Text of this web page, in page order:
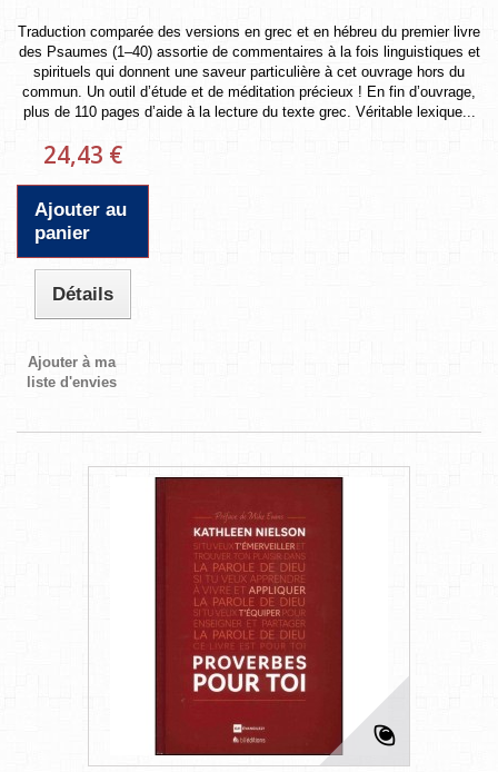
Traduction comparée des versions en grec et en hébreu du premier livre
des Psaumes (1–40) assortie de commentaires à la fois linguistiques et
spirituels qui donnent une saveur particulière à cet ouvrage hors du
commun. Un outil d’étude et de méditation précieux ! En fin d’ouvrage,
plus de 110 pages d’aide à la lecture du texte grec. Véritable lexique...
24,43 €
Ajouter au
panier
Détails
Ajouter à ma
liste d'envies